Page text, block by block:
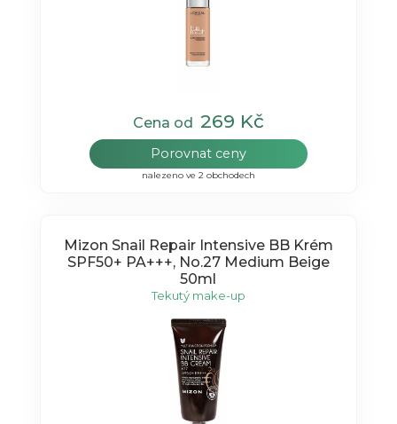
Cena od 269 Kč
Porovnat ceny
nalezeno ve 2 obchodech
Mizon Snail Repair Intensive BB Krém
SPF50+ PA+++, No.27 Medium Beige
50ml
Tekutý make-up